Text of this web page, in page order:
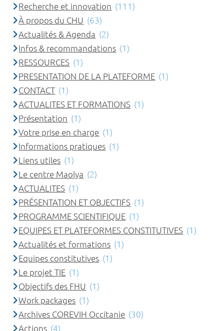
Recherche et innovation (111)
À propos du CHU (63)
Actualités & Agenda (2)
Infos & recommandations (1)
RESSOURCES (1)
PRESENTATION DE LA PLATEFORME (1)
CONTACT (1)
ACTUALITES ET FORMATIONS (1)
Présentation (1)
Votre prise en charge (1)
Informations pratiques (1)
Liens utiles (1)
Le centre Maolya (2)
ACTUALITES (1)
PRÉSENTATION ET OBJECTIFS (1)
PROGRAMME SCIENTIFIQUE (1)
EQUIPES ET PLATEFORMES CONSTITUTIVES (1)
Actualités et formations (1)
Equipes constitutives (1)
Le projet TIE (1)
Objectifs des FHU (1)
Work packages (1)
Archives COREVIH Occitanie (30)
Actions (4)